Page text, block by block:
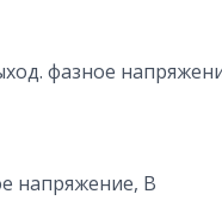
фазное
напряжение, В